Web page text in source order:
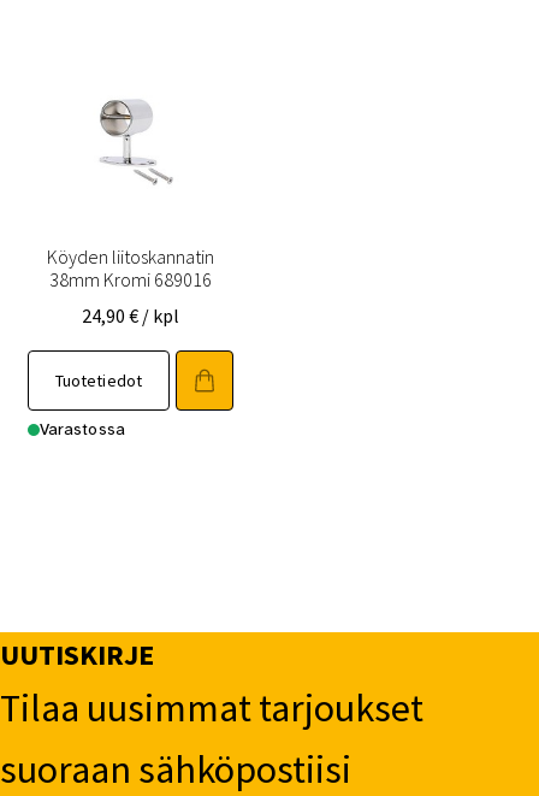
Köyden liitoskannatin
38mm Kromi 689016
24,90 € / kpl
Tuotetiedot
Varastossa
UUTISKIRJE
Tilaa uusimmat tarjoukset
suoraan sähköpostiisi